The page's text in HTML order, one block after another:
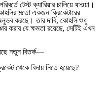
টেস্ট ক্যারিয়ার চালিয়ে যাওয়া।
মতো একজন ক্রিকেটারের
করছে। তার দাবি, কোহলি শুধু
করার যে ক্ষমতা রয়েছে, সেটিই এখন
নতুন বিতর্ক—
থেকে বিদায় নিতে হয়েছে?